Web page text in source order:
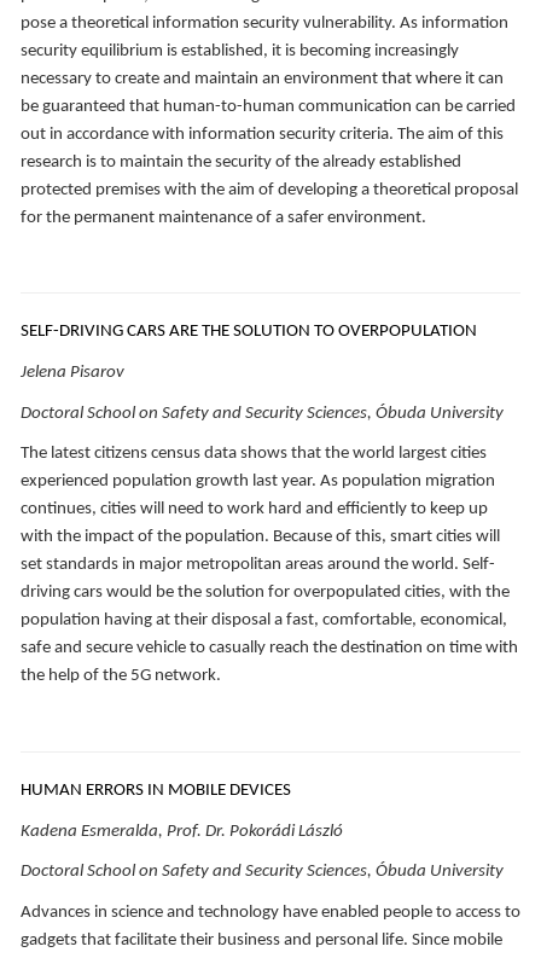
pose a theoretical information security vulnerability. As information
security equilibrium is established, it is becoming increasingly
necessary to create and maintain an environment that where it can
be guaranteed that human-to-human communication can be carried
out in accordance with information security criteria. The aim of this
research is to maintain the security of the already established
protected premises with the aim of developing a theoretical proposal
for the permanent maintenance of a safer environment.
SELF-DRIVING CARS ARE THE SOLUTION TO OVERPOPULATION
Jelena Pisarov
Doctoral School on Safety and Security Sciences, Óbuda University
The latest citizens census data shows that the world largest cities
experienced population growth last year. As population migration
continues, cities will need to work hard and efficiently to keep up
with the impact of the population. Because of this, smart cities will
set standards in major metropolitan areas around the world. Self-
driving cars would be the solution for overpopulated cities, with the
population having at their disposal a fast, comfortable, economical,
safe and secure vehicle to casually reach the destination on time with
the help of the 5G network.
HUMAN ERRORS IN MOBILE DEVICES
Kadena Esmeralda, Prof. Dr. Pokorádi László
Doctoral School on Safety and Security Sciences, Óbuda University
Advances in science and technology have enabled people to access to
gadgets that facilitate their business and personal life. Since mobile